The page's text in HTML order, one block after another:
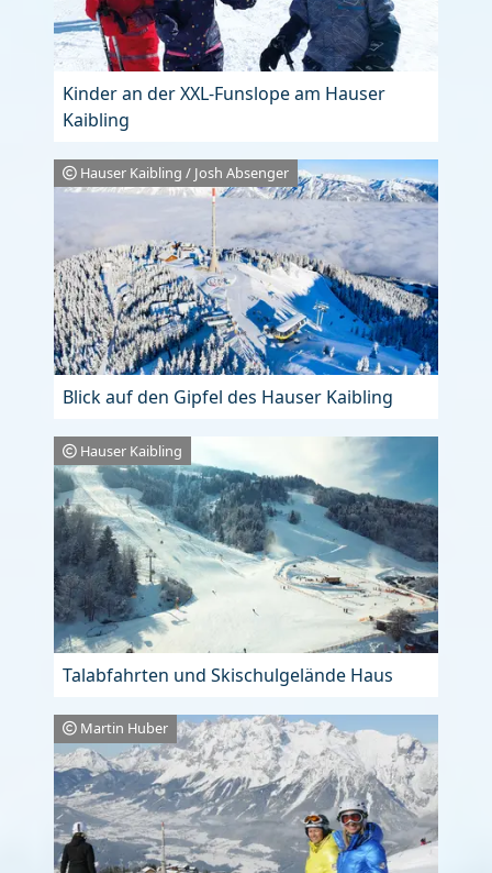
Kinder an der XXL-Funslope am Hauser
Kaibling
Hauser Kaibling / Josh Absenger
Blick auf den Gipfel des Hauser Kaibling
Hauser Kaibling
Talabfahrten und Skischulgelände Haus
Martin Huber